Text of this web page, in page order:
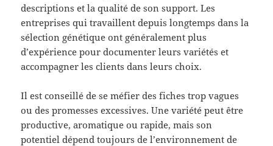
descriptions et la qualité de son support. Les
entreprises qui travaillent depuis longtemps dans la
sélection génétique ont généralement plus
d’expérience pour documenter leurs variétés et
accompagner les clients dans leurs choix.
Il est conseillé de se méfier des fiches trop vagues
ou des promesses excessives. Une variété peut être
productive, aromatique ou rapide, mais son
potentiel dépend toujours de l’environnement de